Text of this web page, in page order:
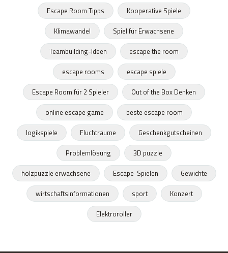
Escape Room Tipps
Kooperative Spiele
Klimawandel
Spiel für Erwachsene
Teambuilding-Ideen
escape the room
escape rooms
escape spiele
Escape Room für 2 Spieler
Out of the Box Denken
online escape game
beste escape room
logikspiele
Fluchträume
Geschenkgutscheinen
Problemlösung
3D puzzle
holzpuzzle erwachsene
Escape-Spielen
Gewichte
wirtschaftsinformationen
sport
Konzert
Elektroroller